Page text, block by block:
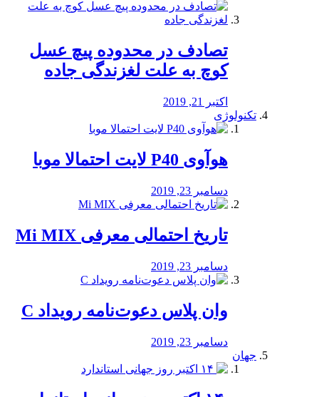
تصادف در محدوده پیچ عسل
کوچ به علت لغزندگی جاده
اکتبر 21, 2019
تکنولوژی
هوآوی P40 لایت احتمالا موبا
دسامبر 23, 2019
تاریخ احتمالی معرفی Mi MIX
دسامبر 23, 2019
وان پلاس دعوت‌نامه رویداد C
دسامبر 23, 2019
جهان